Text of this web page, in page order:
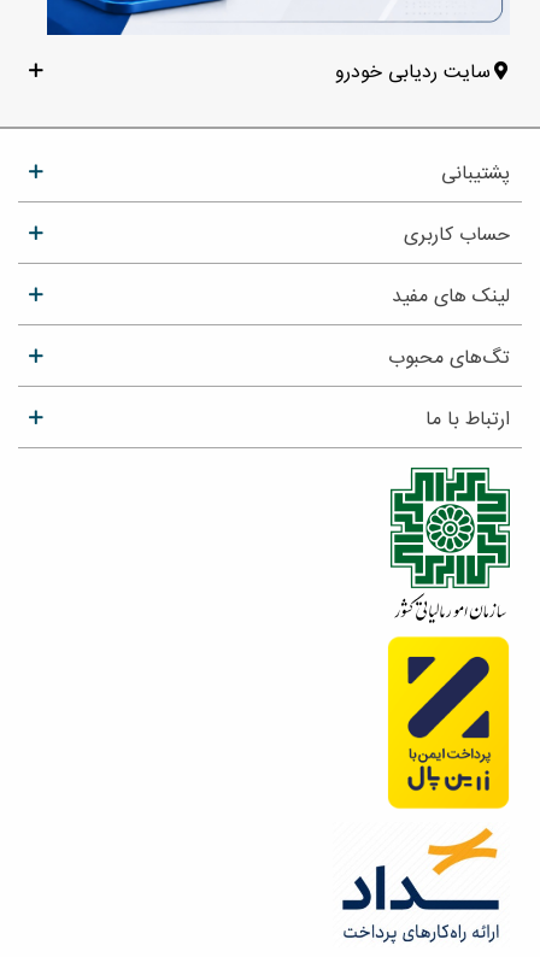
سایت ردیابی خودرو
پشتیبانی
حساب کاربری
لینک های مفید
تگ‌های محبوب
ارتباط با ما